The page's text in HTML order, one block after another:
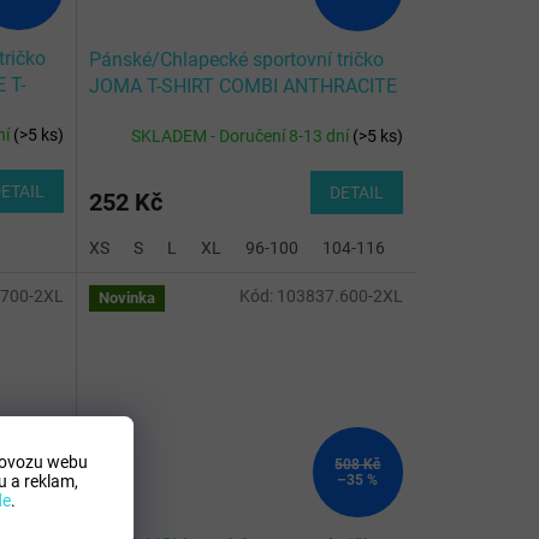
webu
a reklam,
.
T-
(>5 ks)
Pánské/Chlapecké sportovní tričko
JOMA T-SHIRT COMBI ANTHRACITE
SKLADEM - Doručení 8-13 dní(>5 ks)
252 Kč DETAIL
XS S L XL 96-100 104-116
Kč
–35 %
2XL Novinka
508 Kč
–35 %
Kód: 103837.600-2XL